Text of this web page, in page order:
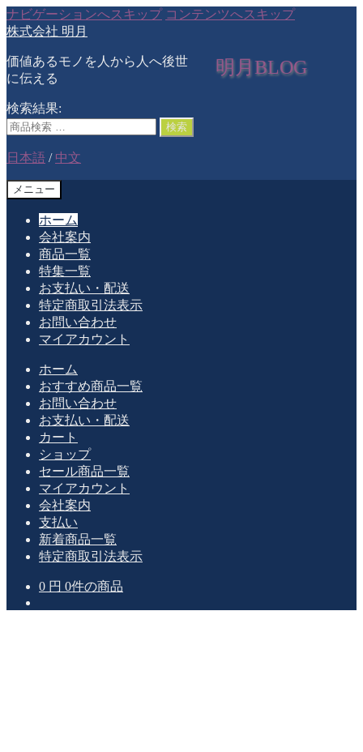
ナビゲーションへスキップ コンテンツへスキップ
株式会社 明月
明月BLOG
価値あるモノを人から人へ後世
に伝える
検索結果:
検索
日本語 / 中文
メニュー
ホーム
会社案内
商品一覧
特集一覧
お支払い・配送
特定商取引法表示
お問い合わせ
マイアカウント
ホーム
おすすめ商品一覧
お問い合わせ
お支払い・配送
カート
ショップ
セール商品一覧
マイアカウント
会社案内
支払い
新着商品一覧
特定商取引法表示
0 円 0件の商品